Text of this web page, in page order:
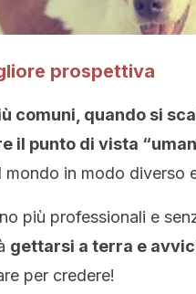
prospettiva
comuni, quando si
il punto di vista
in modo diverso
più professionali e
gettarsi a terra e
per credere!